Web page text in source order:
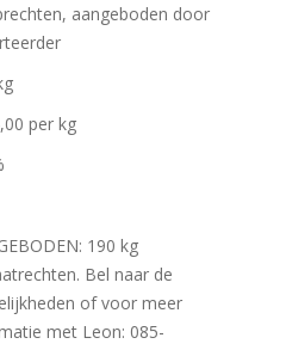
aangeboden door
per kg
190 kg
Bel naar de
of voor meer
met Leon: 085-